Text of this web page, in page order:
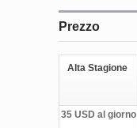
Prezzo
Alta Stagione
35 USD al giorno